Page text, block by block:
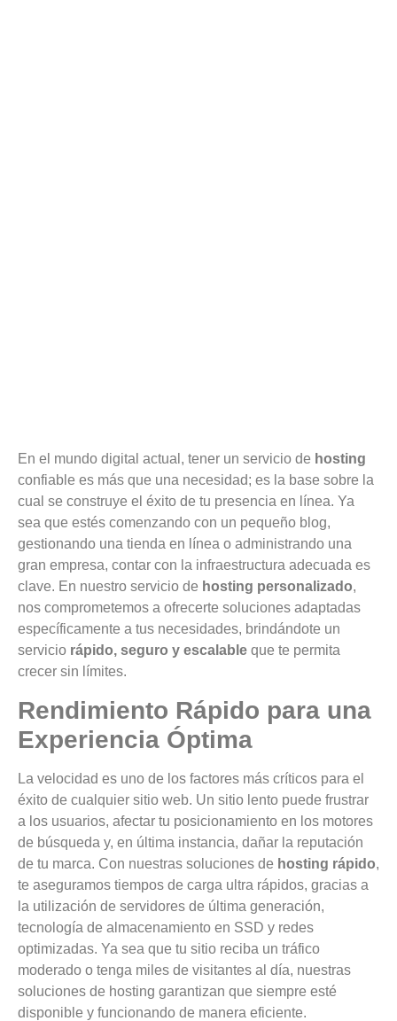
En el mundo digital actual, tener un servicio de hosting
confiable es más que una necesidad; es la base sobre la
cual se construye el éxito de tu presencia en línea. Ya
sea que estés comenzando con un pequeño blog,
gestionando una tienda en línea o administrando una
gran empresa, contar con la infraestructura adecuada es
clave. En nuestro servicio de hosting personalizado,
nos comprometemos a ofrecerte soluciones adaptadas
específicamente a tus necesidades, brindándote un
servicio rápido, seguro y escalable que te permita
crecer sin límites.
Rendimiento Rápido para una
Experiencia Óptima
La velocidad es uno de los factores más críticos para el
éxito de cualquier sitio web. Un sitio lento puede frustrar
a los usuarios, afectar tu posicionamiento en los motores
de búsqueda y, en última instancia, dañar la reputación
de tu marca. Con nuestras soluciones de hosting rápido,
te aseguramos tiempos de carga ultra rápidos, gracias a
la utilización de servidores de última generación,
tecnología de almacenamiento en SSD y redes
optimizadas. Ya sea que tu sitio reciba un tráfico
moderado o tenga miles de visitantes al día, nuestras
soluciones de hosting garantizan que siempre esté
disponible y funcionando de manera eficiente.